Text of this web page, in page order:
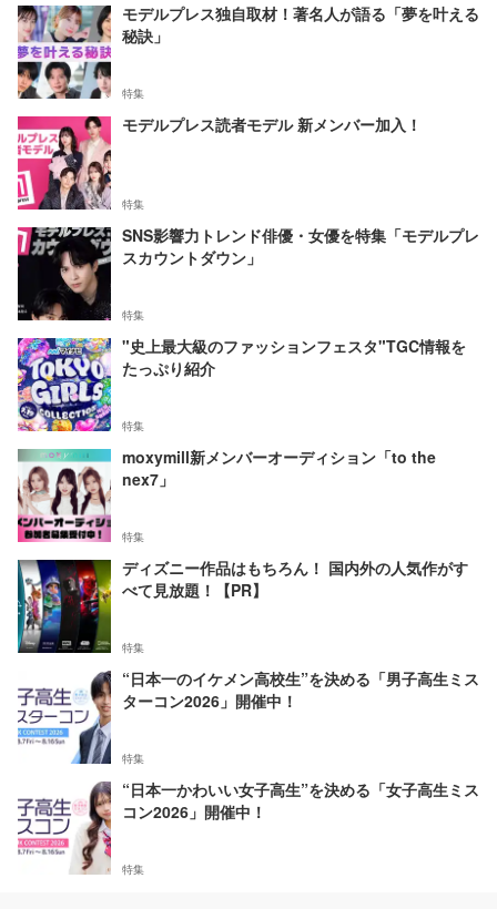
モデルプレス独自取材！著名人が語る「夢を叶える
秘訣」
特集
モデルプレス読者モデル 新メンバー加入！
特集
SNS影響力トレンド俳優・女優を特集「モデルプレ
スカウントダウン」
特集
"史上最大級のファッションフェスタ"TGC情報を
たっぷり紹介
特集
moxymill新メンバーオーディション「to the
nex7」
特集
ディズニー作品はもちろん！ 国内外の人気作がす
べて見放題！【PR】
特集
“日本一のイケメン高校生”を決める「男子高生ミス
ターコン2026」開催中！
特集
“日本一かわいい女子高生”を決める「女子高生ミス
コン2026」開催中！
特集